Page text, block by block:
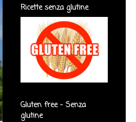
Ricette senza glutine
Gluten free - Senza
glutine